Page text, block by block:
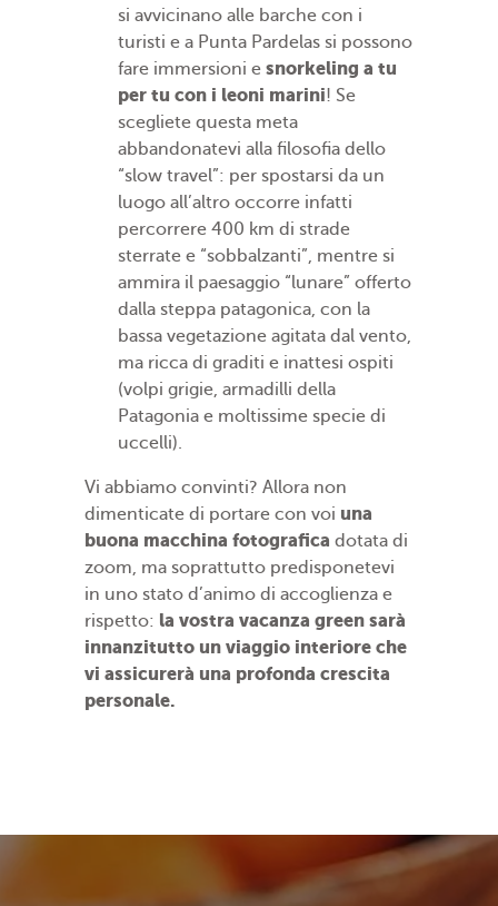
si avvicinano alle barche con i
turisti e a Punta Pardelas si possono
fare immersioni e snorkeling a tu
per tu con i leoni marini! Se
scegliete questa meta
abbandonatevi alla filosofia dello
“slow travel”: per spostarsi da un
luogo all’altro occorre infatti
percorrere 400 km di strade
sterrate e “sobbalzanti”, mentre si
ammira il paesaggio “lunare” offerto
dalla steppa patagonica, con la
bassa vegetazione agitata dal vento,
ma ricca di graditi e inattesi ospiti
(volpi grigie, armadilli della
Patagonia e moltissime specie di
uccelli).
Vi abbiamo convinti? Allora non
dimenticate di portare con voi una
buona macchina fotografica dotata di
zoom, ma soprattutto predisponetevi
in uno stato d’animo di accoglienza e
rispetto: la vostra vacanza green sarà
innanzitutto un viaggio interiore che
vi assicurerà una profonda crescita
personale.